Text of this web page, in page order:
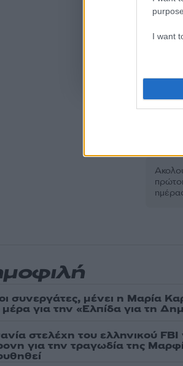
I want
συνεργάτες, μένει η Μαρία
για την «Ελπίδα για τη
στελέχη του ελληνικού
για την τραγωδία της